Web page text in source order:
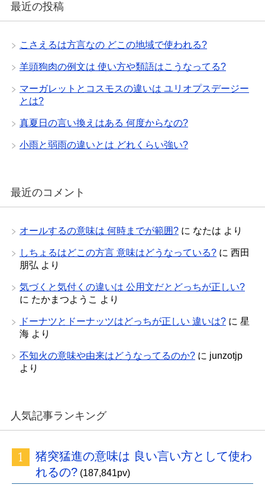
最近の投稿
こさえるは方言なの どこの地域で使われる?
羊頭狗肉の例文は 使い方や類語はこうなってる?
マーガレットとコスモスの違いは ユリオプスデージー
とは?
真夏日の言い換えはある 何度からなの?
小雨と弱雨の違いとは どれくらい強い?
最近のコメント
オールするの意味は 何時までが範囲? に なたは より
しちょるはどこの方言 意味はどうなっている? に 西田
朋弘 より
気づくと気付くの違いは 公用文だとどっちが正しい?
に たかまつようこ より
ドーナツとドーナッツはどっちが正しい 違いは? に 星
海 より
不知火の意味や由来はどうなってるのか? に junzotjp
より
人気記事ランキング
猪突猛進の意味は 良い言い方として使わ
れるの? (187,841pv)